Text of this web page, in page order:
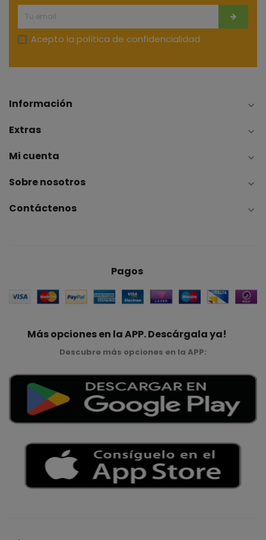
Acepto la política de confidencialidad
Información 
Extras 
Mi cuenta 
Sobre nosotros 
Contáctenos 
Pagos
Más opciones en la APP. Descárgala ya!
Descubre más opciones en la APP: